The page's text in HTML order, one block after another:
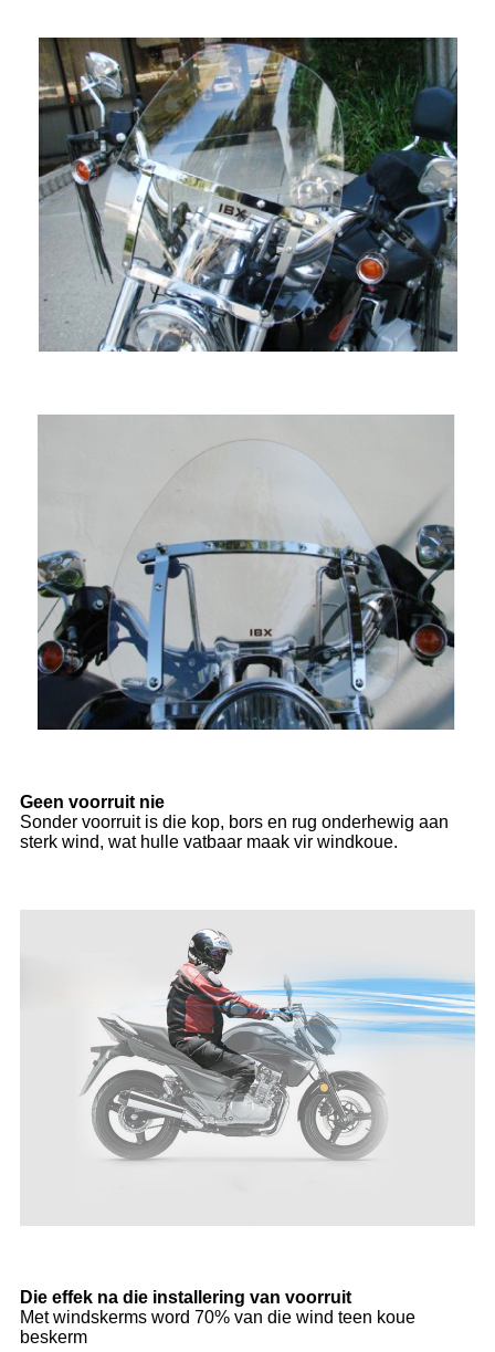
Geen voorruit nie
Sonder voorruit is die kop, bors en rug onderhewig aan
sterk wind, wat hulle vatbaar maak vir windkoue.
Die effek na die installering van voorruit
Met windskerms word 70% van die wind teen koue
beskerm